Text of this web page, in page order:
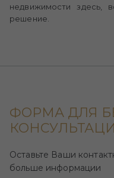
недвижимости здесь,
решение.
ФОРМА ДЛЯ
Оставьте Ваши
больше информации